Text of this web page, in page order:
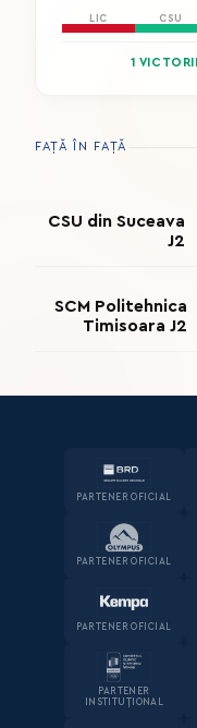
LIC CSU
1 VICTORII
FAȚĂ ÎN FAȚĂ
CSU din Suceava
J2
SCM Politehnica
Timisoara J2
PARTENER OFICIAL
PARTENER OFICIAL
PARTENER OFICIAL
PARTENER
INSTITUȚIONAL